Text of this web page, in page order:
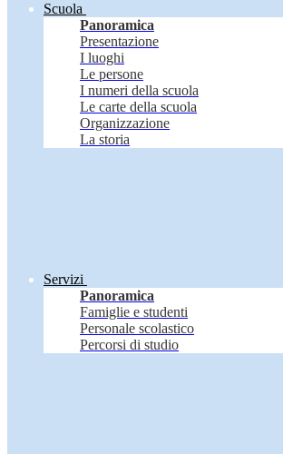
Scuola
Panoramica
Presentazione
I luoghi
Le persone
I numeri della scuola
Le carte della scuola
Organizzazione
La storia
Servizi
Panoramica
Famiglie e studenti
Personale scolastico
Percorsi di studio